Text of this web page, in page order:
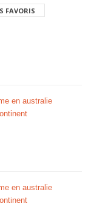
FAVORIS
en australie
en australie